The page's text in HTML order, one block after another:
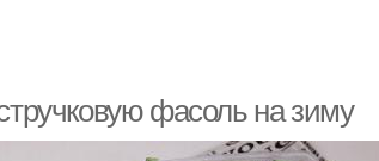
со стручковой
Фасоль в томате
фасоль на зиму